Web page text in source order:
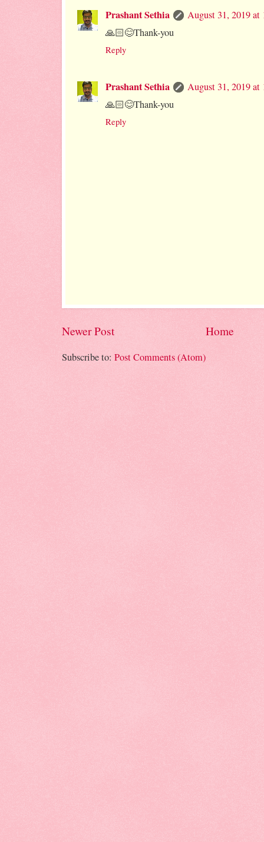
Prashant Sethia
August 31, 2019 at
🙏🏻😊Thank-you
Reply
Prashant Sethia
August 31, 2019 at
🙏🏻😊Thank-you
Reply
Newer Post Home
Subscribe to: Post Comments (Atom)